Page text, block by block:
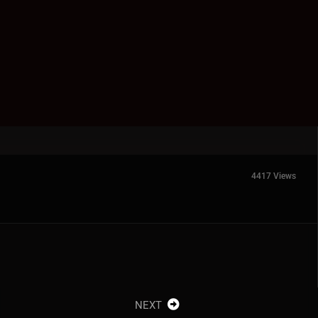
4417 Views
NEXT